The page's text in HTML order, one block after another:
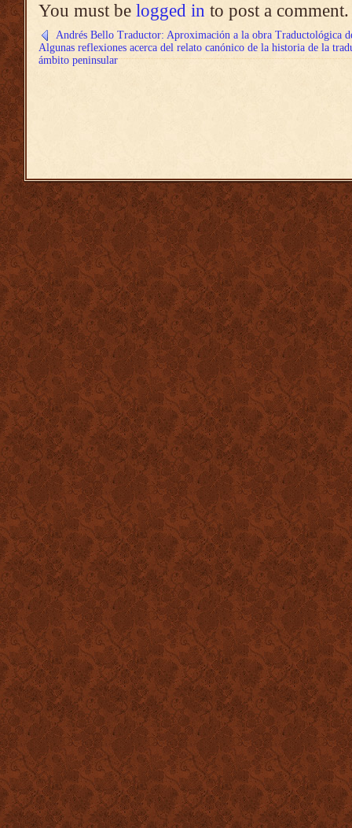
You must be logged in to post a comment.
Andrés Bello Traductor: Aproximación a la obra Traductológica
Algunas reflexiones acerca del relato canónico de la historia de la
ámbito peninsular